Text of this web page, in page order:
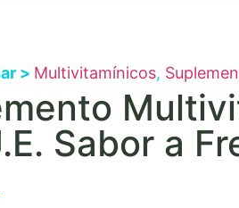
> Multivitamínicos,
Sabor a